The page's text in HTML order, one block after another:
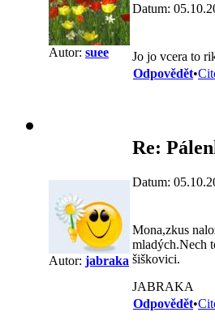
Autor: suee
Datum:
Jo jo vcera to
Odpovědět•
Autor: jabraka
Re:
Datum:
Mona,zkus
mladých.Nech
šiškovici.
JABRAKA
Odpovědět•